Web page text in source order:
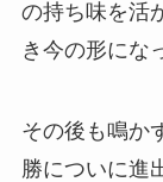
の持ち味を活
き今の形にな
その後も鳴か
勝についに進